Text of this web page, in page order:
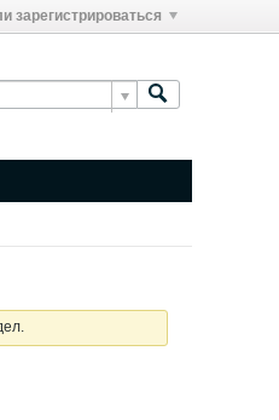
зарегистрироваться